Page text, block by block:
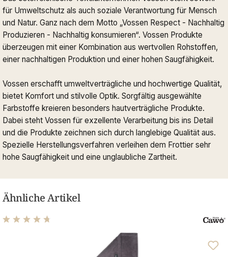
für Umweltschutz als auch soziale Verantwortung für Mensch
und Natur. Ganz nach dem Motto „Vossen Respect - Nachhaltig
Produzieren - Nachhaltig konsumieren“. Vossen Produkte
überzeugen mit einer Kombination aus wertvollen Rohstoffen,
einer nachhaltigen Produktion und einer hohen Saugfähigkeit.
Vossen erschafft umweltverträgliche und hochwertige Qualität,
bietet Komfort und stilvolle Optik. Sorgfältig ausgewählte
Farbstoffe kreieren besonders hautverträgliche Produkte.
Dabei steht Vossen für exzellente Verarbeitung bis ins Detail
und die Produkte zeichnen sich durch langlebige Qualität aus.
Spezielle Herstellungsverfahren verleihen dem Frottier sehr
hohe Saugfähigkeit und eine unglaubliche Zartheit.
Ähnliche Artikel
Durchschnittliche Bewertung von 4.76 von 5 Sternen